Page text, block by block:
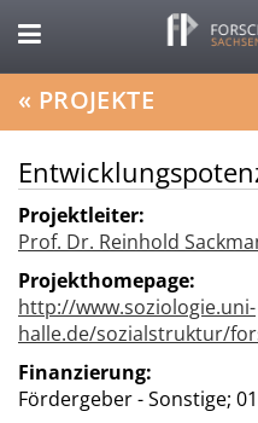
« PROJEKTE
Projektleiter:
Prof. Dr. Reinhold
Projekthomepage:
http://www.soziologie.uni-
halle.de/sozialstruktur/
Finanzierung:
Fördergeber - Sonstige;